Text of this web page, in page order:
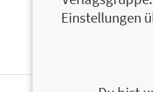
Einstellungen